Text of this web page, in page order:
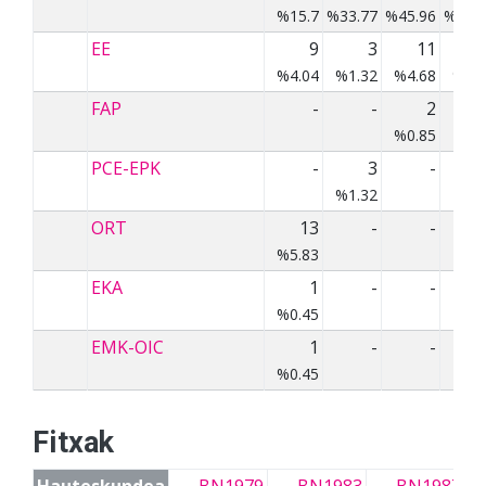
%15.7 %33.77 %45.96
EE 9
%4.04
3
%1.32
11
%4.68
FAP - - 2
%0.85
PCE-EPK - 3
%1.32
-
ORT 13
%5.83
- -
EKA 1
%0.45
- -
EMK-OIC 1
%0.45
- -
Fitxak